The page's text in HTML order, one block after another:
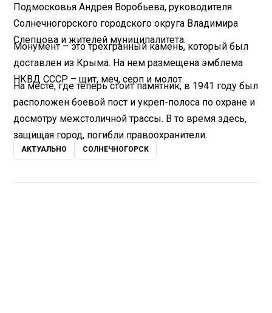
Подмосковья Андрея Воробьева, руководителя
Солнечногорского городского округа Владимира
Слепцова и жителей муниципалитета.
Монумент – это трехгранный камень, который был
доставлен из Крыма. На нем размещена эмблема
НКВД СССР – щит, меч, серп и молот.
На месте, где теперь стоит памятник, в 1941 году был
расположен боевой пост и укреп-полоса по охране и
досмотру межстоличной трассы. В то время здесь,
защищая город, погибли правоохранители.
АКТУАЛЬНО СОЛНЕЧНОГОРСК